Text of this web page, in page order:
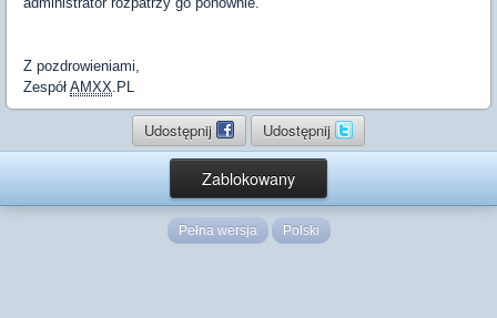
Z pozdrowieniami,
Zespół AMXX .PL
Udostępnij Udostępnij
Zablokowany
Pełna wersja Polski